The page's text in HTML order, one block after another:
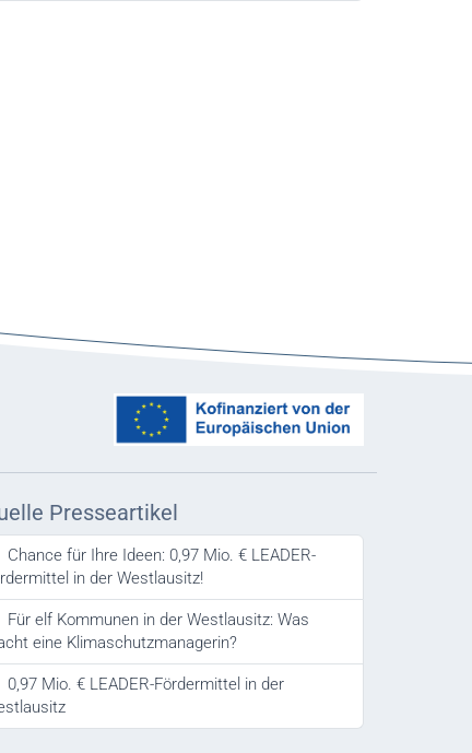
Presseartikel
Chance für Ihre Ideen: 0,97 Mio. € LEADER-
in der Westlausitz!
Für elf Kommunen in der Westlausitz: Was
eine Klimaschutzmanagerin?
0,97 Mio. € LEADER-Fördermittel in der